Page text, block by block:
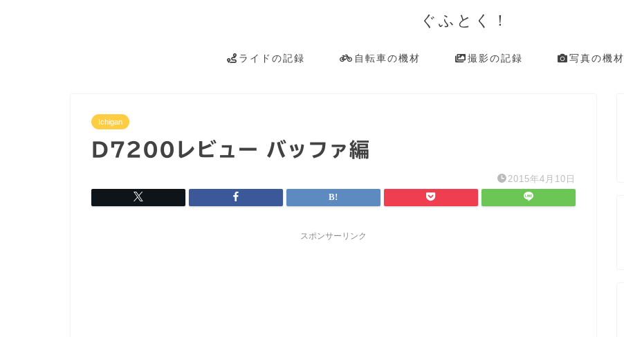
ぐふとく！
ライドの記録 自転車の機材 撮影の記録 写真の機材
Ichigan
D7200レビュー バッファ編
2015年4月10日
スポンサーリンク